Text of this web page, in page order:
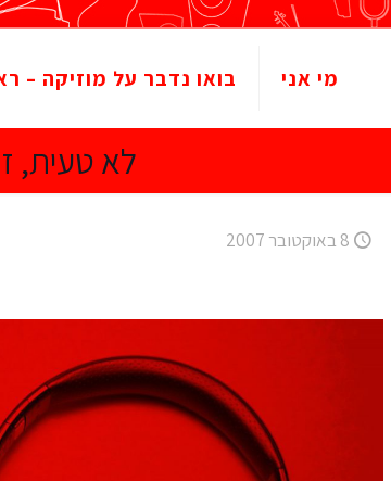
מי אני בואו נדבר על מוזיקה –
לא טעית,
8 באוקטובר 2007